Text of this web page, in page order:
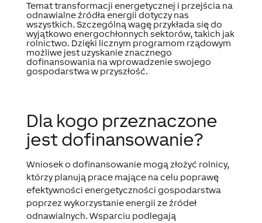
Temat transformacji energetycznej i przejścia na
odnawialne źródła energii dotyczy nas
wszystkich. Szczególną wagę przykłada się do
wyjątkowo energochłonnych sektorów, takich jak
rolnictwo. Dzięki licznym programom rządowym
możliwe jest uzyskanie znacznego
dofinansowania na wprowadzenie swojego
gospodarstwa w przyszłość.
Dla kogo przeznaczone
jest dofinansowanie?
Wniosek o dofinansowanie mogą złożyć rolnicy,
którzy planują prace mające na celu poprawę
efektywności energetyczności gospodarstwa
poprzez wykorzystanie energii ze źródeł
odnawialnych. Wsparciu podlegają